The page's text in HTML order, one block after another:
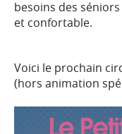
besoins des
et confortable.
Voici le prochain
(hors animation